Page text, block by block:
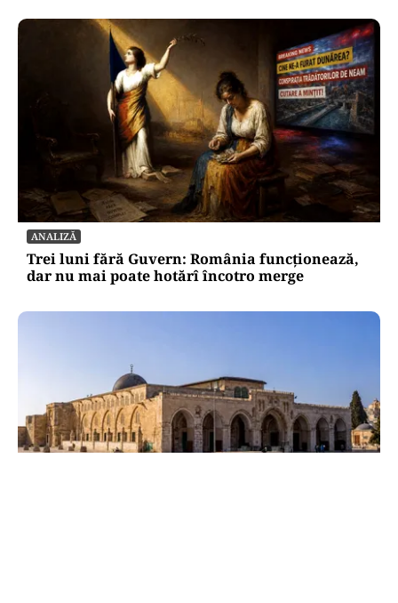
ANALIZĂ
Trei luni fără Guvern: România funcționează,
dar nu mai poate hotărî încotro merge